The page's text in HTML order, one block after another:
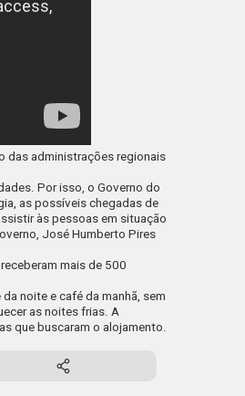
das administrações regionais
Por isso, o Governo do
as possíveis chegadas de
às pessoas em situação
José Humberto Pires
mais de 500
noite e café da manhã, sem
as noites frias. A
que buscaram o alojamento.